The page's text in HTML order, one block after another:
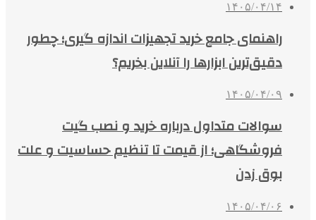
۱۴۰۵/۰۴/۱۴
راهنمای جامع خرید تجهیزات اندازه گیری؛ چطور
دقیق‌ترین ابزارها را آنلاین بخریم؟
۱۴۰۵/۰۴/۰۹
سوالات متداول درباره خرید و نصب گیت
فروشگاهی؛ از قیمت تا تنظیم حساسیت و علت
بوق زدن
۱۴۰۵/۰۴/۰۶